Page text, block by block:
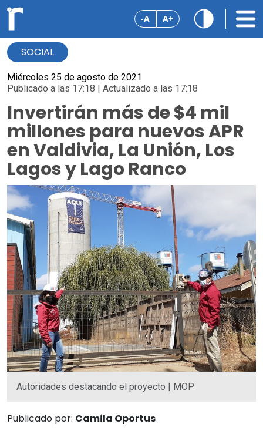
-A A+
SOCIAL
Miércoles 25 de agosto de 2021
Publicado a las 17:18 | Actualizado a las 17:18
Invertirán más de $4 mil
millones para nuevos APR
en Valdivia, La Unión, Los
Lagos y Lago Ranco
Autoridades destacando el proyecto | MOP
Publicado por: Camila Oportus